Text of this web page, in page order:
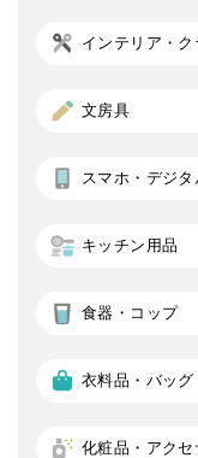
インテリア・ク
文房具
スマホ・デジタ
キッチン用品
食器・コップ
衣料品・バッグ
化粧品・アクセ